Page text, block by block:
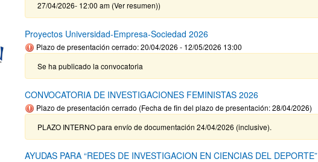
27/04/2026- 12:00 am (Ver resumen))
Proyectos Universidad-Empresa-Sociedad 2026
Plazo de presentación cerrado: 20/04/2026 - 12/05/2026 13:00
Se ha publicado la convocatoria
CONVOCATORIA DE INVESTIGACIONES FEMINISTAS 2026
Plazo de presentación cerrado (Fecha de fin del plazo de presentación: 28/04/2026)
PLAZO INTERNO para envío de documentación 24/04/2026 (inclusive).
AYUDAS PARA “REDES DE INVESTIGACION EN CIENCIAS DEL